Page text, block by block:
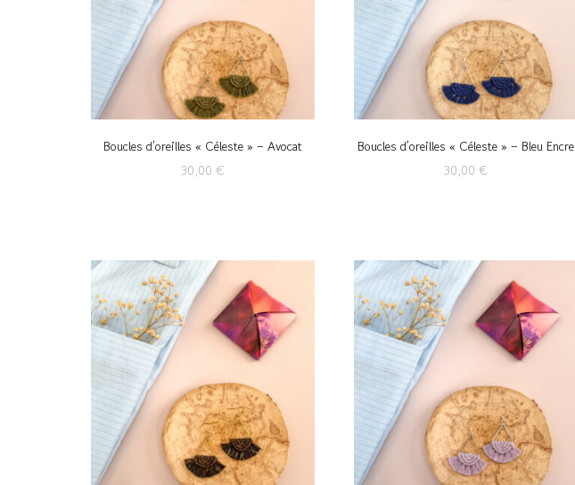
Boucles d’oreilles « Céleste » – Avocat
30,00€
Boucles d’oreilles « Céleste » – Bleu Encre
30,00 €